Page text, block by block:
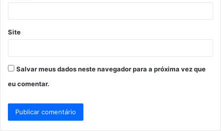
*
Site
Salvar meus dados neste navegador para a próxima vez que
eu comentar.